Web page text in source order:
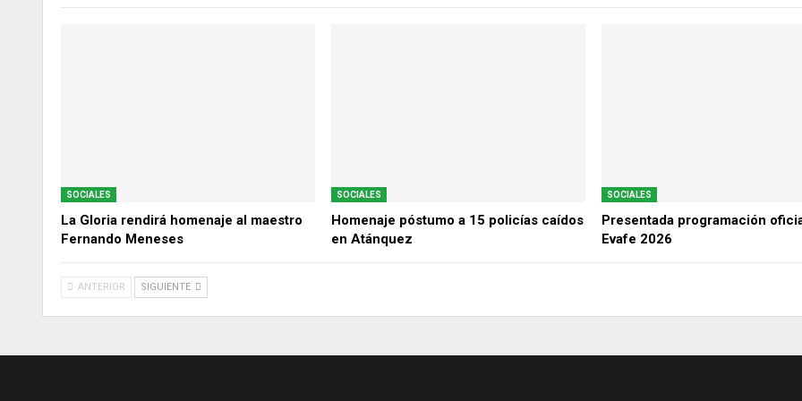
SOCIALES
La Gloria rendirá homenaje al maestro
Fernando Meneses
SOCIALES
Homenaje póstumo a 15 policías caídos
en Atánquez
SOCIALES
Presentada programación
Evafe 2026
ANTERIOR SIGUIENTE